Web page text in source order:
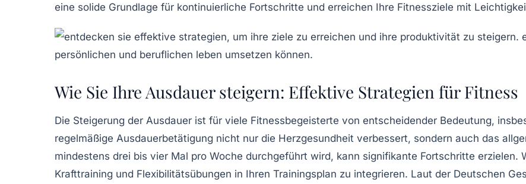
eine solide Grundlage für kontinuierliche Fortschritte und erreichen Ihre Fitnessziele mit
Wie Sie Ihre Ausdauer steigern: Effektive Strategien für Fitness
Die Steigerung der Ausdauer ist für viele Fitnessbegeisterte von entscheidender Bedeutung,
regelmäßige Ausdauerbetätigung nicht nur die Herzgesundheit verbessert, sondern auch das
mindestens drei bis vier Mal pro Woche durchgeführt wird, kann signifikante Fortschritte erzielen.
Krafttraining und Flexibilitätsübungen in Ihren Trainingsplan zu integrieren. Laut der Deutschen